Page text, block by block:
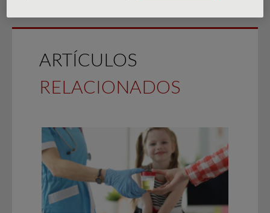
ARTÍCULOS
RELACIONADOS